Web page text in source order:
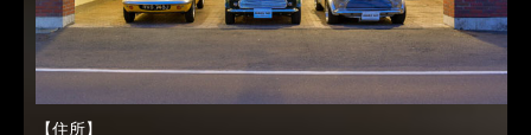
【住所】